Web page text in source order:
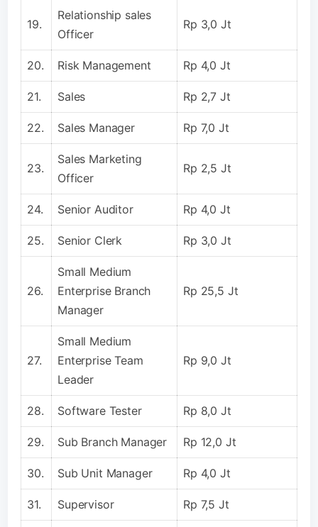
19.
Relationship sales
Officer
Rp 3,0 Jt
20. Risk Management Rp 4,0 Jt
21. Sales Rp 2,7 Jt
22. Sales Manager Rp 7,0 Jt
23.
Sales Marketing
Officer
Rp 2,5 Jt
24. Senior Auditor Rp 4,0 Jt
25. Senior Clerk Rp 3,0 Jt
26.
Small Medium
Enterprise Branch
Manager
Rp 25,5 Jt
27.
Small Medium
Enterprise Team
Leader
Rp 9,0 Jt
28. Software Tester Rp 8,0 Jt
29. Sub Branch Manager Rp 12,0 Jt
30. Sub Unit Manager Rp 4,0 Jt
31. Supervisor Rp 7,5 Jt